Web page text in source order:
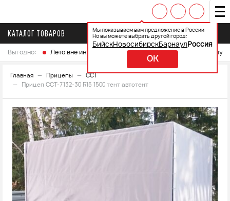
Мы показываем вам предложение в России
Но вы можете выбрать другой город:
БийскНовосибирскБарнаул Россия
OK
КАТАЛОГ ТОВАРОВ
Выгодно: Лето вне интренета Выберите свой мотоцикл и
Главная Прицепы
ССТ
Прицеп ССТ-7132-30 R15 1500 тент автотент